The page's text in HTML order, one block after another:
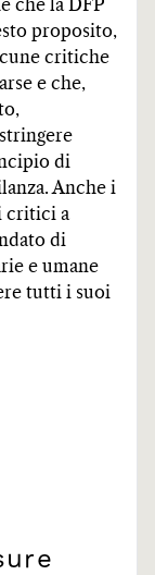
che la DFP
proposito,
critiche
e che,
di
Anche i
critici a
di
e umane
tutti i suoi